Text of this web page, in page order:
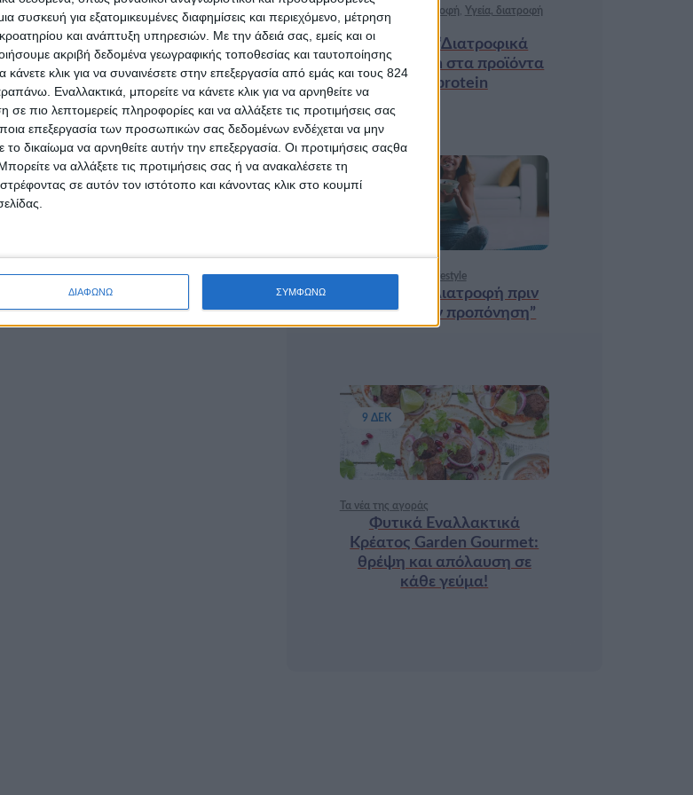
για εξατομικευμένες διαφημίσεις και περιεχόμενο, μέτρηση
και ανάπτυξη υπηρεσιών. Με την άδειά σας, εμείς και οι
ακριβή δεδομένα γεωγραφικής τοποθεσίας και ταυτοποίησης
κλικ για να συναινέσετε στην επεξεργασία από εμάς και τους 824
Εναλλακτικά, μπορείτε να κάνετε κλικ για να αρνηθείτε να
πιο λεπτομερείς πληροφορίες και να αλλάξετε τις προτιμήσεις σας
επεξεργασία των προσωπικών σας δεδομένων ενδέχεται να μην
δικαίωμα να αρνηθείτε αυτήν την επεξεργασία. Οι προτιμήσεις σαςθα
να αλλάξετε τις προτιμήσεις σας ή να ανακαλέσετε τη
σε αυτόν τον ιστότοπο και κάνοντας κλικ στο κουμπί
ΔΙΑΦΩΝΩ ΣΥΜΦΩΝΩ
να διαβάζουν τις ετικέτες
λαμβάνουν την απαραίτητη
των προϊόντων και να
Ισορροπημένη διατροφή
Υγεία, διατροφή
& lifestyle
Κεφάλαιο “Διατροφικά
trends”: zoοm στα προϊόντα
high protein
Υγεία, διατροφή & lifestyle
Κεφάλαιο “Διατροφή πριν
και μετά την προπόνηση”
18 ΦΕΒ
Τα νέα της αγοράς
Φυτικά Εναλλακτικά
Κρέατος Garden Gourmet:
θρέψη και απόλαυση σε
κάθε γεύμα!
9 ΔΕΚ